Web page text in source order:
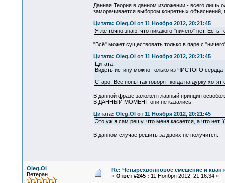
Данная Теория в данном изложении - всего лишь
заморачивается выбором конретных
Цитата: Oleg.Ol от 11 Ноября 2012, 20:21:45
Я же точно знаю, что никакого "ничего" нет. Есть
"Всё" может существовать только в паре с
Цитата: Oleg.Ol от 11 Ноября 2012, 20:21:45
Цитата:
Видеть истину можно только из ЧИСТОГО сердца
Старо. Все попы так говорят когда на дурку
В данной фразе заложен главный принцип
В ДАННЫЙ МОМЕНТ они не казались.
Цитата: Oleg.Ol от 11 Ноября 2012, 20:21:45
Это уж я сам решу, что меня касается, а что нет.
В данном случае решить за двоих не получится.
Oleg.Ol
Ветеран
Re: Четырёхволновое смешение и
« Ответ #245 : 11 Ноября 2012, 21:16:34 »